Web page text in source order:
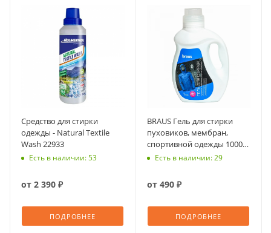
Средство для стирки
одежды - Natural Textile
Wash 22933
Есть в наличии: 53
от 2 390 ₽
ПОДРОБНЕЕ
BRAUS Гель для стирки
пуховиков, мембран,
спортивной одежды 1000
млЕсть в наличии: 29
от 490 ₽
ПОДРОБНЕЕ